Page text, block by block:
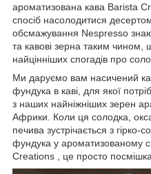
ароматизована кава Barista
спосіб насолодитися
обсмажування Nespresso
та кавові зерна таким
найцінніших спогадів про
Ми даруємо вам насичений
фундука в каві, для якої
з наших найніжніших зерен
Африки. Коли ця солодка,
печива зустрічається з
фундука у ароматизованому
Creations , це просто посмішка.